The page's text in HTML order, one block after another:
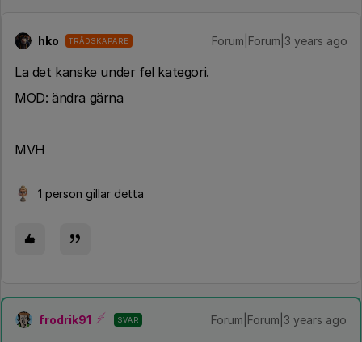
hko TRÅDSKAPARE Forum|Forum|3 years ago
La det kanske under fel kategori.
MOD: ändra gärna
MVH
1 person gillar detta
frodrik91 SVAR Forum|Forum|3 years ago